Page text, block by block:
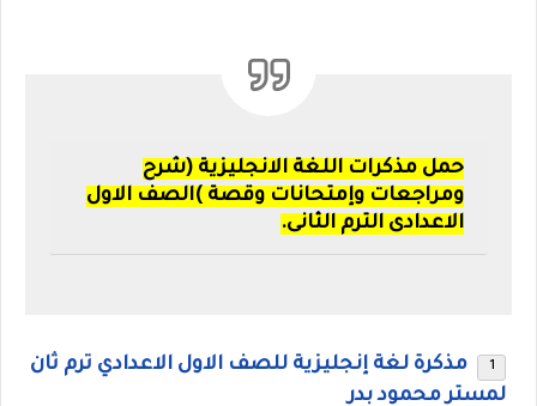
حمل مذكرات اللغة الانجليزية (شرح
ومراجعات وإمتحانات وقصة )الصف الاول
الاعدادى الترم الثانى.
مذكرة لغة إنجليزية للصف الاول الاعدادي ترم ثان
لمستر محمود بدر